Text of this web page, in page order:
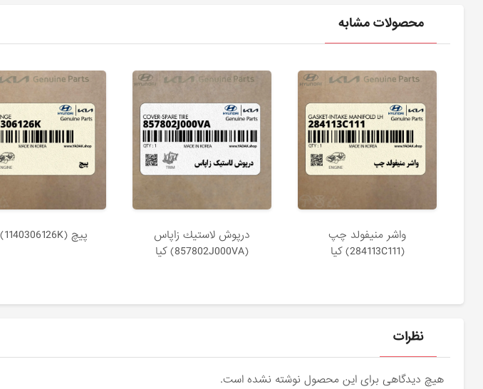
محصولات مشابه
واشر منيفولد چپ
(284113C111) کیا
درپوش لاستيك زاپاس
(857802J000VA) کیا
پيچ (1140306126K) کیا
نظرات
هیچ دیدگاهی برای این محصول نوشته نشده است.